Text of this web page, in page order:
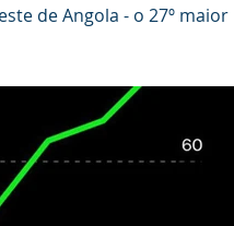
de Angola - o 27º maior